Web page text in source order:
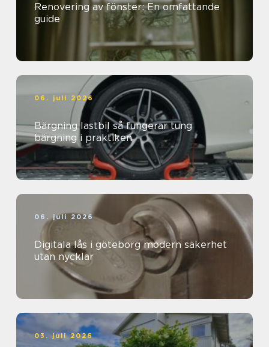
Renovering av fönster: En omfattande
guide
06. juli 2026
Bärgning lastbil så fungerar tung
bärgning i praktiken
06. juli 2026
Digitala lås i göteborg modern säkerhet
utan nycklar
03. juli 2026